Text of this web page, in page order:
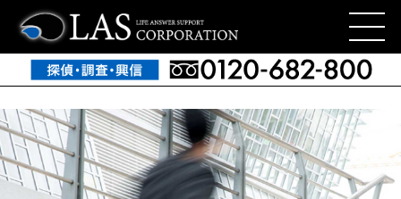
名古屋の総合探偵 なら信頼の株式会社ＬＡＳコーポレーション
問題解決力が違う